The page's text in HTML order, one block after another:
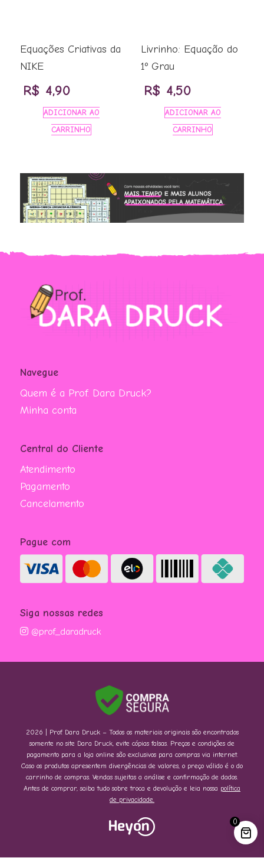
Equações Criativas da
NIKE
R$ 4,90
ADICIONAR AO
CARRINHO
Livrinho: Equação do
1º Grau
R$ 4,50
ADICIONAR AO
CARRINHO
Navegue
Quem é a Prof. Dara Druck?
Minha conta
Central do Cliente
Atendimento
Pagamento
Cancelamento
Pague com
Siga nossas redes
@prof_daradruck
2026 | Prof. Dara Druck – Todos os materiais originais são encontrados
somente no site Dara Druck, evite cópias falsas. Preços e condições de
pagamento para a loja online são exclusivos para compras via internet.
Caso os produtos apresentem divergências de valores, o preço válido é o do
carrinho de compras. Vendas sujeitas a análise e confirmação de dados.
Antes de comprar, saiba tudo sobre troca e devolução e leia nossa política
de privacidade.
0